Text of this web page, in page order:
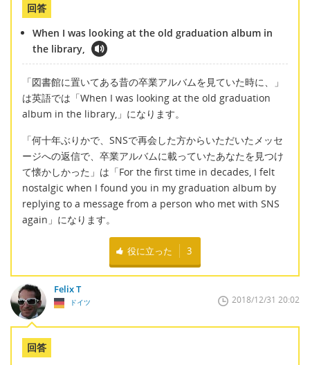
回答
When I was looking at the old graduation album in
the library,
「図書館に置いてある昔の卒業アルバムを見ていた時に、」
は英語では「When I was looking at the old graduation
album in the library,」になります。
「何十年ぶりかで、SNSで再会した方からいただいたメッセ
ージへの返信で、卒業アルバムに載っていたあなたを見つけ
て懐かしかった」は「For the first time in decades, I felt
nostalgic when I found you in my graduation album by
replying to a message from a person who met with SNS
again」になります。
役に立った 3
Felix T
ドイツ 2018/12/31 20:02
回答